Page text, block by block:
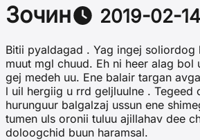
Зочин 2019-02-
Bitii pyaldagad . Yag ingej soliordog
muut mgl chuud. Eh ni heer alag bol
gej medeh uu. Ene balair targan
l uil hergiig u rrd geljluulne . Tegeed
hurunguur balgalzaj ussun ene
tumen uls oronii tuluu ajillahav dee
doloogchid buun haramsal.